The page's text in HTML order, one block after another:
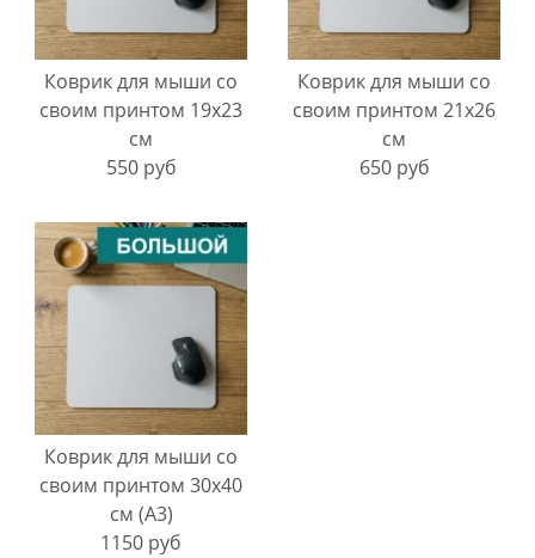
Коврик для мыши со
своим принтом 19х23
см
550 руб
Коврик для мыши со
своим принтом 21х26
см
650 руб
Коврик для мыши со
своим принтом 30х40
см (А3)
1150 руб